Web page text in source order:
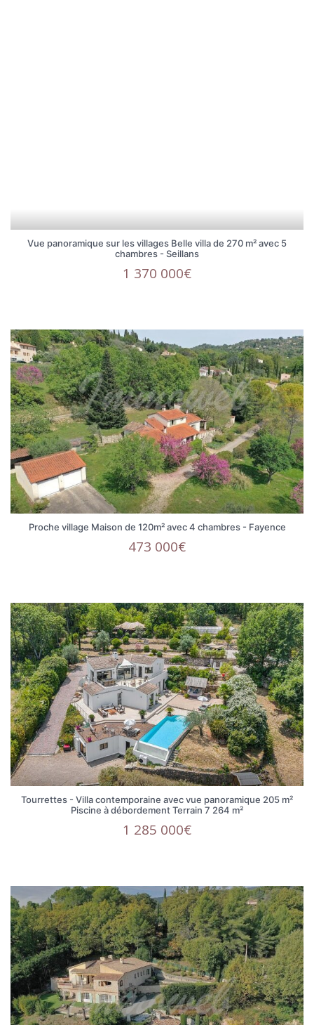
Vue panoramique sur les villages Belle villa de 270 m² avec 5
chambres - Seillans
1 370 000€
Proche village Maison de 120m² avec 4 chambres - Fayence
473 000€
Tourrettes - Villa contemporaine avec vue panoramique 205 m²
Piscine à débordement Terrain 7 264 m²
1 285 000€